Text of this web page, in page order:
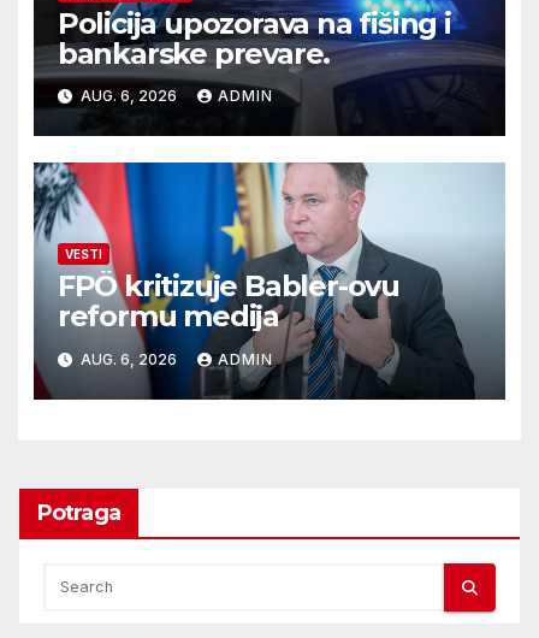
Policija upozorava na fišing i
bankarske prevare.
AUG. 6, 2026 ADMIN
VESTI
FPÖ kritizuje Babler-ovu
reformu medija
AUG. 6, 2026 ADMIN
Potraga